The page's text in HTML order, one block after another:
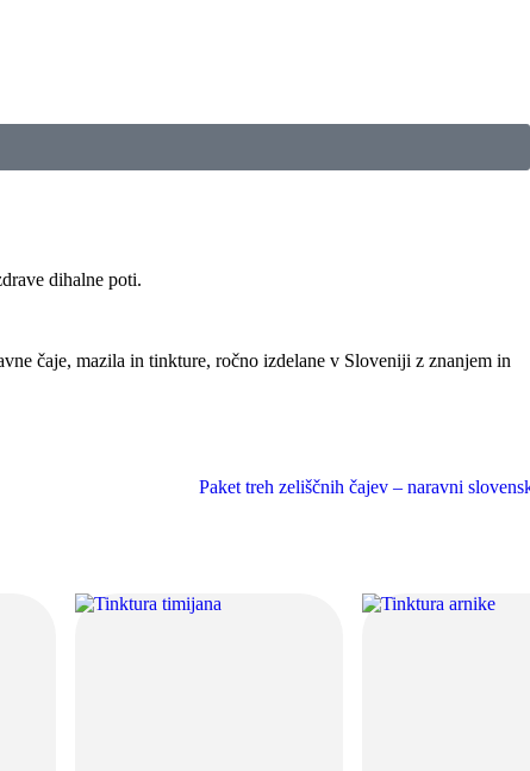
dihalne poti.
čaje, mazila in tinkture, ročno izdelane v Sloveniji z znanjem in